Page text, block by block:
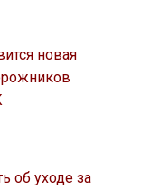
новая
об уходе за